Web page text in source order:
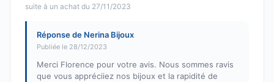
suite à un achat du 27/11/2023
Réponse de Nerina Bijoux
Publiée le 28/12/2023
Merci Florence pour votre avis. Nous sommes ravis
que vous appréciiez nos bijoux et la rapidité de